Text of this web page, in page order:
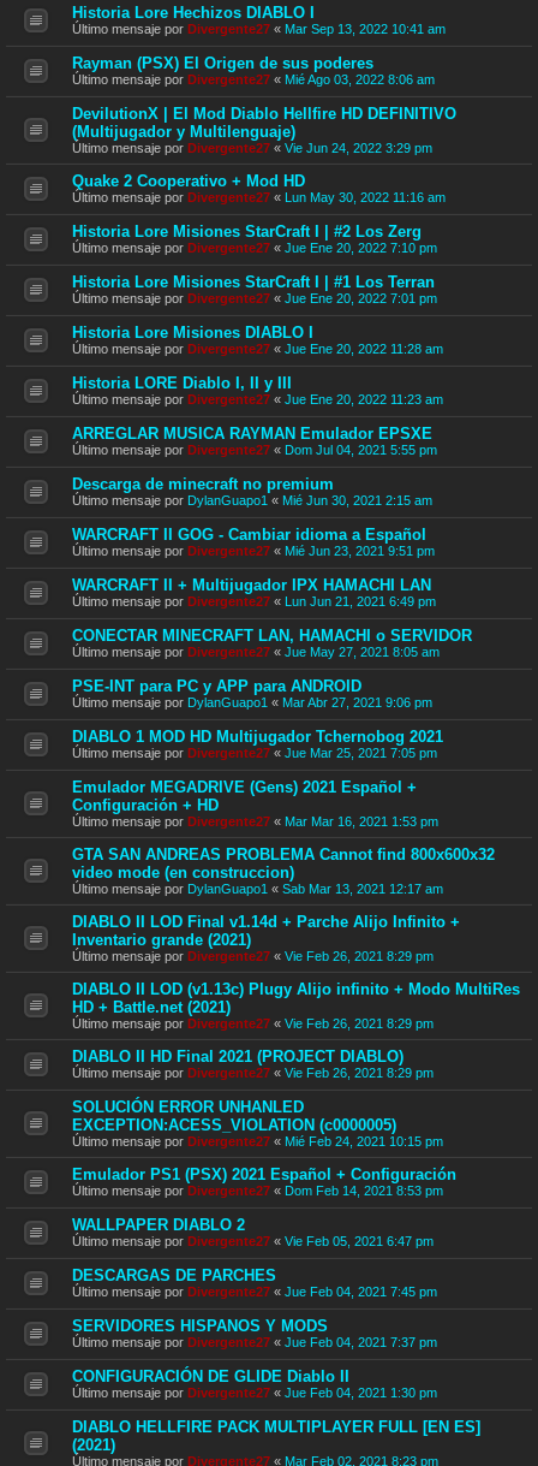
Historia Lore Hechizos DIABLO I
Último mensaje por Divergente27 « Mar Sep 13, 2022 10:41 am
Rayman (PSX) El Origen de sus poderes
Último mensaje por Divergente27 « Mié Ago 03, 2022 8:06 am
DevilutionX | El Mod Diablo Hellfire HD DEFINITIVO
(Multijugador y Multilenguaje)
Último mensaje por Divergente27 « Vie Jun 24, 2022 3:29 pm
Quake 2 Cooperativo + Mod HD
Último mensaje por Divergente27 « Lun May 30, 2022 11:16 am
Historia Lore Misiones StarCraft I | #2 Los Zerg
Último mensaje por Divergente27 « Jue Ene 20, 2022 7:10 pm
Historia Lore Misiones StarCraft I | #1 Los Terran
Último mensaje por Divergente27 « Jue Ene 20, 2022 7:01 pm
Historia Lore Misiones DIABLO I
Último mensaje por Divergente27 « Jue Ene 20, 2022 11:28 am
Historia LORE Diablo I, II y III
Último mensaje por Divergente27 « Jue Ene 20, 2022 11:23 am
ARREGLAR MUSICA RAYMAN Emulador EPSXE
Último mensaje por Divergente27 « Dom Jul 04, 2021 5:55 pm
Descarga de minecraft no premium
Último mensaje por DylanGuapo1 « Mié Jun 30, 2021 2:15 am
WARCRAFT II GOG - Cambiar idioma a Español
Último mensaje por Divergente27 « Mié Jun 23, 2021 9:51 pm
WARCRAFT II + Multijugador IPX HAMACHI LAN
Último mensaje por Divergente27 « Lun Jun 21, 2021 6:49 pm
CONECTAR MINECRAFT LAN, HAMACHI o SERVIDOR
Último mensaje por Divergente27 « Jue May 27, 2021 8:05 am
PSE-INT para PC y APP para ANDROID
Último mensaje por DylanGuapo1 « Mar Abr 27, 2021 9:06 pm
DIABLO 1 MOD HD Multijugador Tchernobog 2021
Último mensaje por Divergente27 « Jue Mar 25, 2021 7:05 pm
Emulador MEGADRIVE (Gens) 2021 Español +
Configuración + HD
Último mensaje por Divergente27 « Mar Mar 16, 2021 1:53 pm
GTA SAN ANDREAS PROBLEMA Cannot find 800x600x32
video mode (en construccion)
Último mensaje por DylanGuapo1 « Sab Mar 13, 2021 12:17 am
DIABLO II LOD Final v1.14d + Parche Alijo Infinito +
Inventario grande (2021)
Último mensaje por Divergente27 « Vie Feb 26, 2021 8:29 pm
DIABLO II LOD (v1.13c) Plugy Alijo infinito + Modo MultiRes
HD + Battle.net (2021)
Último mensaje por Divergente27 « Vie Feb 26, 2021 8:29 pm
DIABLO II HD Final 2021 (PROJECT DIABLO)
Último mensaje por Divergente27 « Vie Feb 26, 2021 8:29 pm
SOLUCIÓN ERROR UNHANLED
EXCEPTION:ACESS_VIOLATION (c0000005)
Último mensaje por Divergente27 « Mié Feb 24, 2021 10:15 pm
Emulador PS1 (PSX) 2021 Español + Configuración
Último mensaje por Divergente27 « Dom Feb 14, 2021 8:53 pm
WALLPAPER DIABLO 2
Último mensaje por Divergente27 « Vie Feb 05, 2021 6:47 pm
DESCARGAS DE PARCHES
Último mensaje por Divergente27 « Jue Feb 04, 2021 7:45 pm
SERVIDORES HISPANOS Y MODS
Último mensaje por Divergente27 « Jue Feb 04, 2021 7:37 pm
CONFIGURACIÓN DE GLIDE Diablo II
Último mensaje por Divergente27 « Jue Feb 04, 2021 1:30 pm
DIABLO HELLFIRE PACK MULTIPLAYER FULL [EN ES]
(2021)
Último mensaje por Divergente27 « Mar Feb 02, 2021 8:23 pm